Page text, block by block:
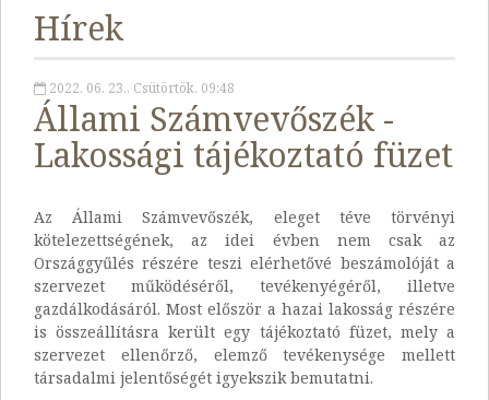
Hírek
2022. 06. 23., Csütörtök, 09:48
Állami Számvevőszék -
Lakossági tájékoztató füzet
Az Állami Számvevőszék, eleget téve törvényi
kötelezettségének, az idei évben nem csak az
Országgyűlés részére teszi elérhetővé beszámolóját a
szervezet működéséről, tevékenyégéről, illetve
gazdálkodásáról. Most először a hazai lakosság részére
is összeállításra került egy tájékoztató füzet, mely a
szervezet ellenőrző, elemző tevékenysége mellett
társadalmi jelentőségét igyekszik bemutatni.